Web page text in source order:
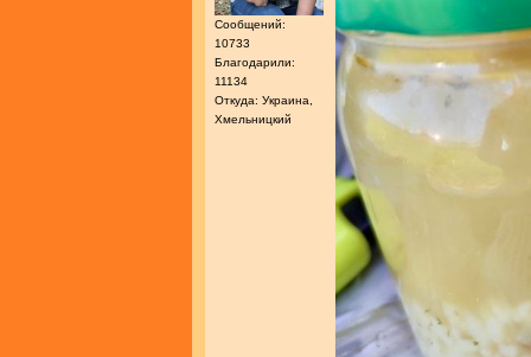
Сообщений:
10733
Благодарили:
11134
Откуда: Украина,
Хмельницкий